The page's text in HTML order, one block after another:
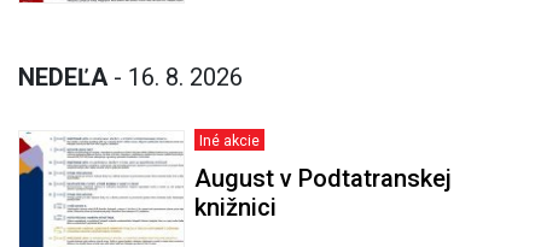
NEDEĽA - 16. 8. 2026
Iné akcie
August v Podtatranskej
knižnici